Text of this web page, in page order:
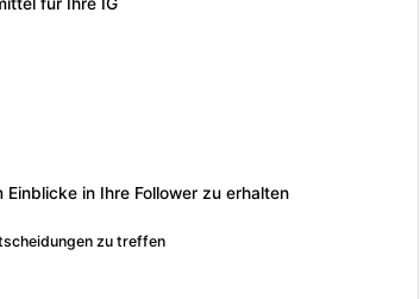
für Ihre IG
in Ihre Follower zu erhalten
zu treffen